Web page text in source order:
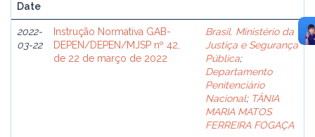
Date
2022-
03-22
Instrução Normativa GAB-
DEPEN/DEPEN/MJSP nº 42,
de 22 de março de 2022
Brasil. Ministério da
Justiça e Segurança
Pública;
Departamento
Penitenciário
Nacional; TÂNIA
MARIA MATOS
FERREIRA FOGAÇA